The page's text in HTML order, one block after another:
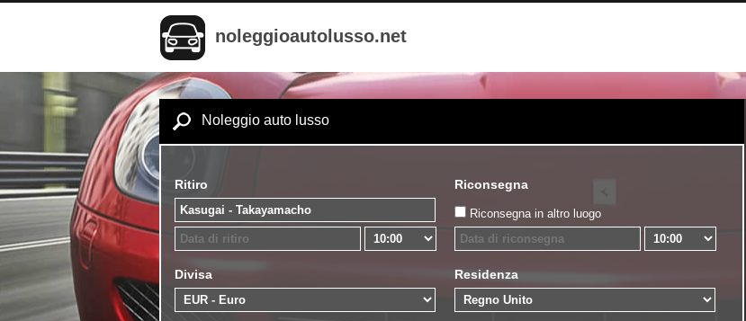
noleggioautolusso.net
Noleggio auto lusso
Ritiro Riconsegna
Riconsegna in altro luogo
Divisa Residenza